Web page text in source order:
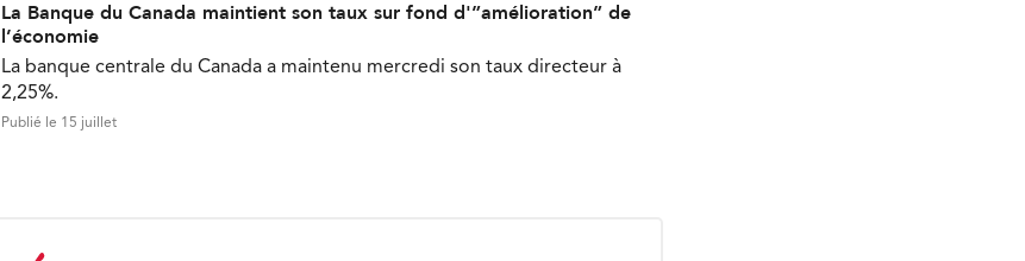
La Banque du Canada maintient son taux sur fond d'”amélioration” de
l’économie
La banque centrale du Canada a maintenu mercredi son taux directeur à
2,25%.
Publié le 15 juillet